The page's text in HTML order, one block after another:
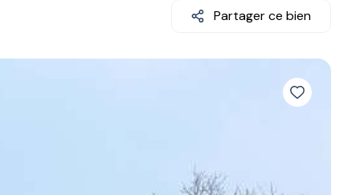
Partager ce bien